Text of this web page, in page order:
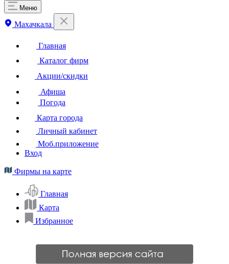
Меню
Махачкала
Главная
Каталог фирм
Акции/скидки
Афиша
Погода
Карта города
Личный кабинет
Моб.приложение
Вход
Фирмы на карте
Главная
Карта
Избранное